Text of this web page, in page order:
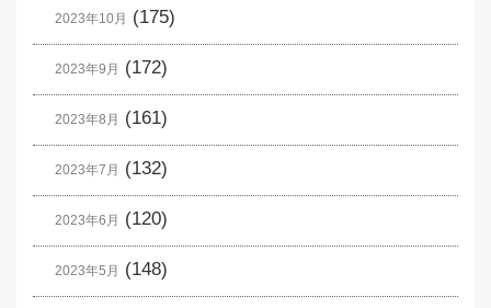
2023年10月 (175)
2023年9月 (172)
2023年8月 (161)
2023年7月 (132)
2023年6月 (120)
2023年5月 (148)